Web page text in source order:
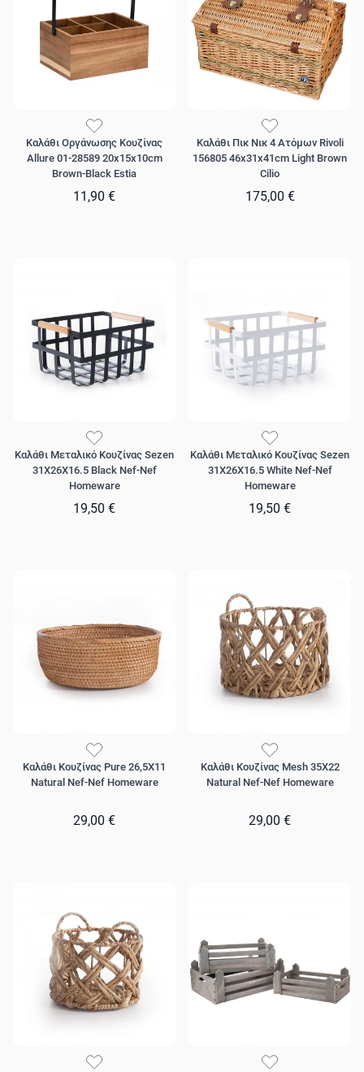
Καλάθι Οργάνωσης Κουζίνας
Allure 01-28589 20x15x10cm
Brown-Black Estia
11,90 €
Καλάθι Πικ Νικ 4 Ατόμων Rivoli
156805 46x31x41cm Light Brown
Cilio
175,00 €
Καλάθι Μεταλικό Κουζίνας Sezen
31X26X16.5 Black Nef-Nef
Homeware
19,50 €
Καλάθι Μεταλικό Κουζίνας Sezen
31X26X16.5 White Nef-Nef
Homeware
19,50 €
Καλάθι Κουζίνας Pure 26,5X11
Natural Nef-Nef Homeware
29,00 €
Καλάθι Κουζίνας Mesh 35X22
Natural Nef-Nef Homeware
29,00 €